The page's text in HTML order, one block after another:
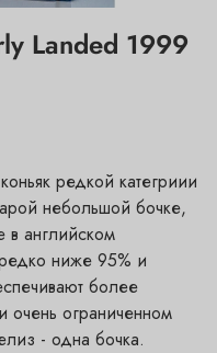
Landed 1999
редкой категриии
небольшой бочке,
английском
ниже 95% и
более
очень ограниченном
- одна бочка.